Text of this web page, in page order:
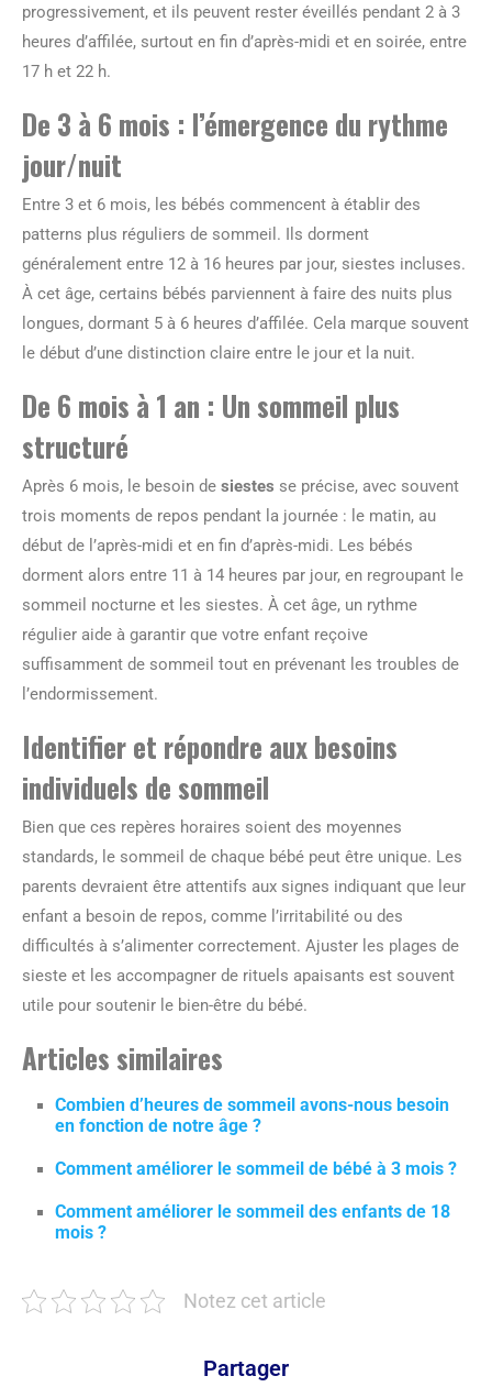
progressivement, et ils peuvent rester éveillés pendant 2 à 3
heures d’affilée, surtout en fin d’après-midi et en soirée, entre
17 h et 22 h.
De 3 à 6 mois : l’émergence du rythme
jour/nuit
Entre 3 et 6 mois, les bébés commencent à établir des
patterns plus réguliers de sommeil. Ils dorment
généralement entre 12 à 16 heures par jour, siestes incluses.
À cet âge, certains bébés parviennent à faire des nuits plus
longues, dormant 5 à 6 heures d’affilée. Cela marque souvent
le début d’une distinction claire entre le jour et la nuit.
De 6 mois à 1 an : Un sommeil plus
structuré
Après 6 mois, le besoin de siestes se précise, avec souvent
trois moments de repos pendant la journée : le matin, au
début de l’après-midi et en fin d’après-midi. Les bébés
dorment alors entre 11 à 14 heures par jour, en regroupant le
sommeil nocturne et les siestes. À cet âge, un rythme
régulier aide à garantir que votre enfant reçoive
suffisamment de sommeil tout en prévenant les troubles de
l’endormissement.
Identifier et répondre aux besoins
individuels de sommeil
Bien que ces repères horaires soient des moyennes
standards, le sommeil de chaque bébé peut être unique. Les
parents devraient être attentifs aux signes indiquant que leur
enfant a besoin de repos, comme l’irritabilité ou des
difficultés à s’alimenter correctement. Ajuster les plages de
sieste et les accompagner de rituels apaisants est souvent
utile pour soutenir le bien-être du bébé.
Articles similaires
Combien d’heures de sommeil avons-nous besoin
en fonction de notre âge ?
Comment améliorer le sommeil de bébé à 3 mois ?
Comment améliorer le sommeil des enfants de 18
mois ?
Notez cet article
Partager